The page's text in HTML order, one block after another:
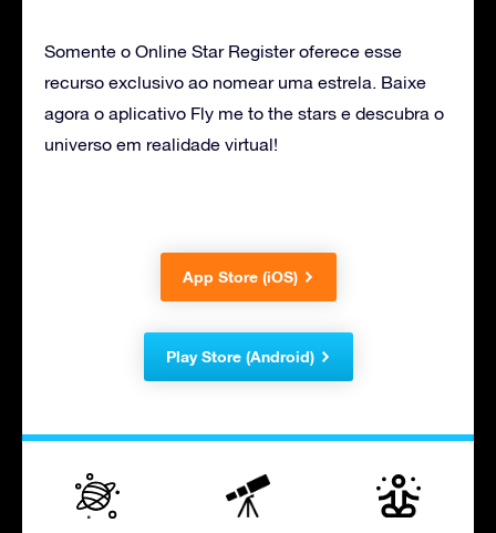
Somente o Online Star Register oferece esse
recurso exclusivo ao nomear uma estrela. Baixe
agora o aplicativo Fly me to the stars e descubra o
universo em realidade virtual!
App Store (iOS)
Play Store (Android)